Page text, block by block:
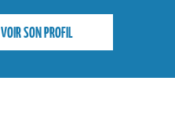
VOIR SON PROFIL